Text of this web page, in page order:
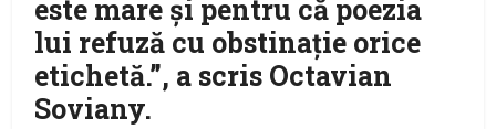
este mare şi pentru că poezia
lui refuză cu obstinaţie orice
etichetă.”, a scris Octavian
Soviany.